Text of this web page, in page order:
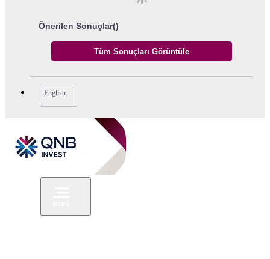
Önerilen Sonuçlar()
English